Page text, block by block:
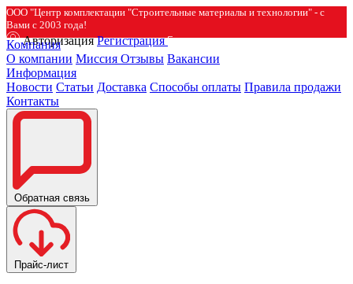
ООО "Центр комплектации "Строительные материалы и технологии" - с
Вами с 2003 года!
Авторизация Регистрация
Компания
О компании Миссия Отзывы Вакансии
Информация
Новости Статьи Доставка Способы оплаты Правила продажи
Контакты
Обратная связь
Прайс-лист